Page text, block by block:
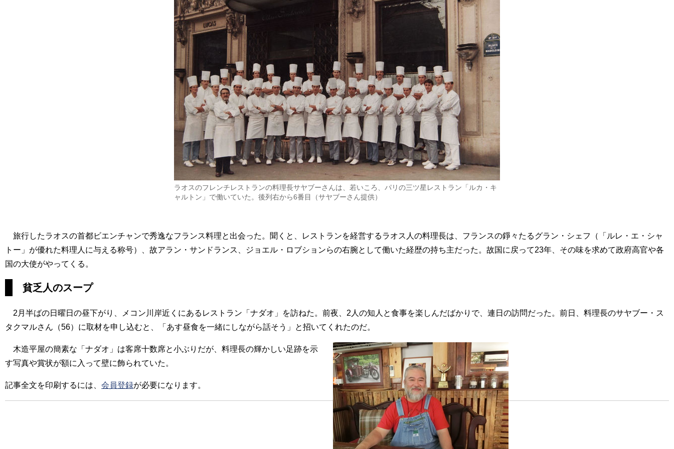
ラオスのフレンチレストランの料理長サヤブーさんは、若いころ、パリの三ツ星レストラン「ルカ・キ
ャルトン」で働いていた。後列右から6番目（サヤブーさん提供）
旅行したラオスの首都ビエンチャンで秀逸なフランス料理と出会った。聞くと、レストランを経営するラオス人の料理長は、フランスの錚々たるグラン・シェフ（「ルレ・エ・シャ
トー」が優れた料理人に与える称号）、故アラン・サンドランス、ジョエル・ロブションらの右腕として働いた経歴の持ち主だった。故国に戻って23年、その味を求めて政府高官や各
国の大使がやってくる。
貧乏人のスープ
2月半ばの日曜日の昼下がり、メコン川岸近くにあるレストラン「ナダオ」を訪ねた。前夜、2人の知人と食事を楽しんだばかりで、連日の訪問だった。前日、料理長のサヤブー・ス
タクマルさん（56）に取材を申し込むと、「あす昼食を一緒にしながら話そう」と招いてくれたのだ。
木造平屋の簡素な「ナダオ」は客席十数席と小ぶりだが、料理長の輝かしい足跡を示
す写真や賞状が額に入って壁に飾られていた。
記事全文を印刷するには、 会員登録が必要になります。